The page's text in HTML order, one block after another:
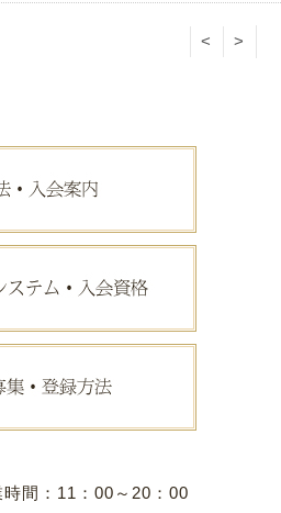
< >
間：11：00～20：00